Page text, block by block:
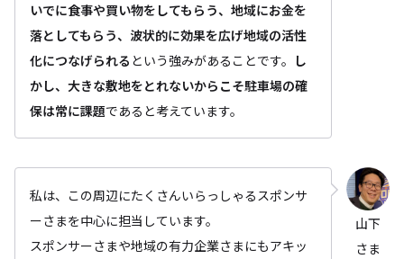
いでに食事や買い物をしてもらう、地域にお金を
落としてもらう、波状的に効果を広げ地域の活性
化につなげられる という強みがあることです。 し
かし、大きな敷地をとれないからこそ駐車場の確
保は常に課題であると考えています。
私は、この周辺にたくさんいらっしゃるスポンサ
ーさまを中心に担当しています。
スポンサーさまや地域の有力企業さまにもアキッ
山下
さま